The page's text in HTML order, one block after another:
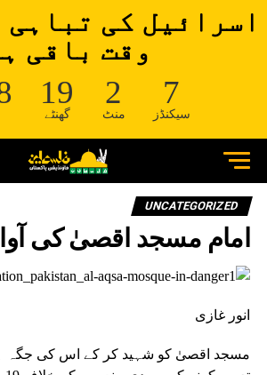
اسرائیل کی تباہی
وقت باقی
19
گھنٹے
2
منٹ
6
سیکنڈز
UNCATEGORIZED
امام مسجد اقصیٰ کی
انور غازی
مسجد اقصیٰ کو شہید کر کے اس کی جگہ